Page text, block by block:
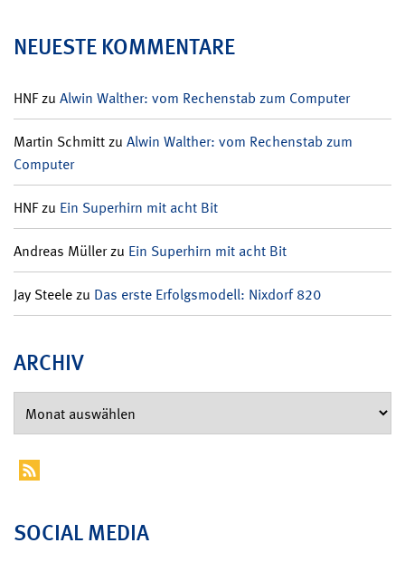
NEUESTE KOMMENTARE
HNFzu Alwin Walther: vom Rechenstab zum Computer
Martin Schmittzu Alwin Walther: vom Rechenstab zum
Computer
HNFzu Ein Superhirn mit acht Bit
Andreas Müllerzu Ein Superhirn mit acht Bit
Jay Steelezu Das erste Erfolgsmodell: Nixdorf 820
ARCHIV
SOCIAL MEDIA